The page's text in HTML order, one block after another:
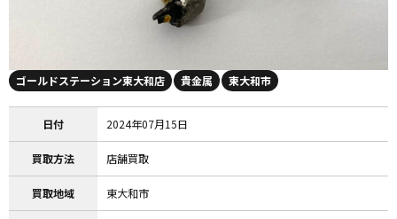
ゴールドステーション東大和店 貴金属 東大和市
日付 2024年07月15日
買取方法 店舗買取
買取地域 東大和市